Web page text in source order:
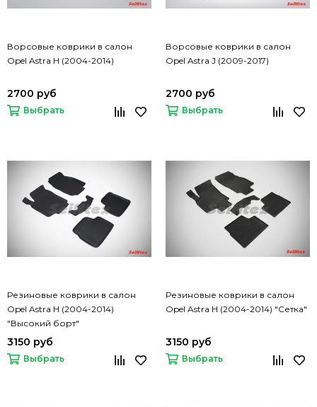
Ворсовые коврики в салон
Opel Astra H (2004-2014)
2700 руб
Выбрать
Ворсовые коврики в салон
Opel Astra J (2009-2017)
2700 руб
Выбрать
Резиновые коврики в салон
Opel Astra H (2004-2014)
"Высокий борт"
3150 руб
Выбрать
Резиновые коврики в салон
Opel Astra H (2004-2014) "Сетка"
3150 руб
Выбрать